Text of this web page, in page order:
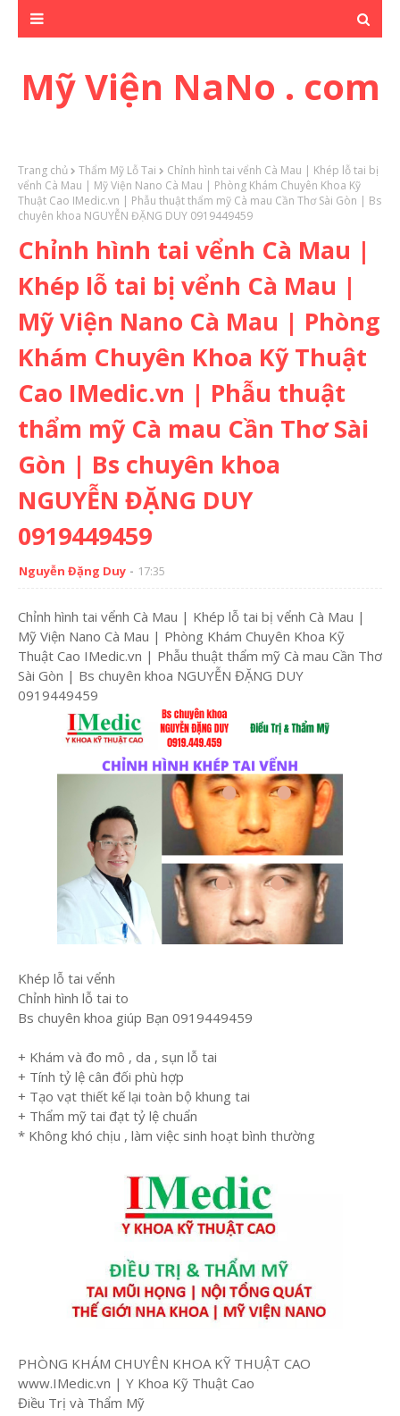
Mỹ Viện NaNo . com
Trang chủ Thẩm Mỹ Lỗ Tai
Chỉnh hình tai vểnh Cà Mau | Khép lỗ tai bị
vểnh Cà Mau | Mỹ Viện Nano Cà Mau | Phòng Khám Chuyên Khoa Kỹ
Thuật Cao IMedic.vn | Phẫu thuật thẩm mỹ Cà mau Cần Thơ Sài Gòn | Bs
chuyên khoa NGUYỄN ĐẶNG DUY 0919449459
Chỉnh hình tai vểnh Cà Mau |
Khép lỗ tai bị vểnh Cà Mau |
Mỹ Viện Nano Cà Mau | Phòng
Khám Chuyên Khoa Kỹ Thuật
Cao IMedic.vn | Phẫu thuật
thẩm mỹ Cà mau Cần Thơ Sài
Gòn | Bs chuyên khoa
NGUYỄN ĐẶNG DUY
0919449459
Nguyễn Đặng Duy 17:35
Chỉnh hình tai vểnh Cà Mau | Khép lỗ tai bị vểnh Cà Mau |
Mỹ Viện Nano Cà Mau | Phòng Khám Chuyên Khoa Kỹ
Thuật Cao IMedic.vn | Phẫu thuật thẩm mỹ Cà mau Cần Thơ
Sài Gòn | Bs chuyên khoa NGUYỄN ĐẶNG DUY
0919449459
Khép lỗ tai vểnh
Chỉnh hình lỗ tai to
Bs chuyên khoa giúp Bạn 0919449459
+ Khám và đo mô , da , sụn lỗ tai
+ Tính tỷ lệ cân đối phù hợp
+ Tạo vạt thiết kế lại toàn bộ khung tai
+ Thẩm mỹ tai đạt tỷ lệ chuẩn
* Không khó chịu , làm việc sinh hoạt bình thường
PHÒNG KHÁM CHUYÊN KHOA KỸ THUẬT CAO
www.IMedic.vn | Y Khoa Kỹ Thuật Cao
Điều Trị và Thẩm Mỹ